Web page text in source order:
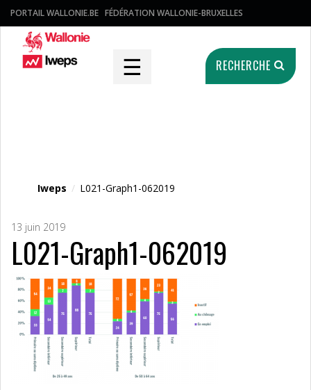
PORTAIL WALLONIE.BE FÉDÉRATION WALLONIE-BRUXELLES
☰ RECHERCHE
Iweps / L021-Graph1-062019
13 juin 2019
L021-Graph1-062019